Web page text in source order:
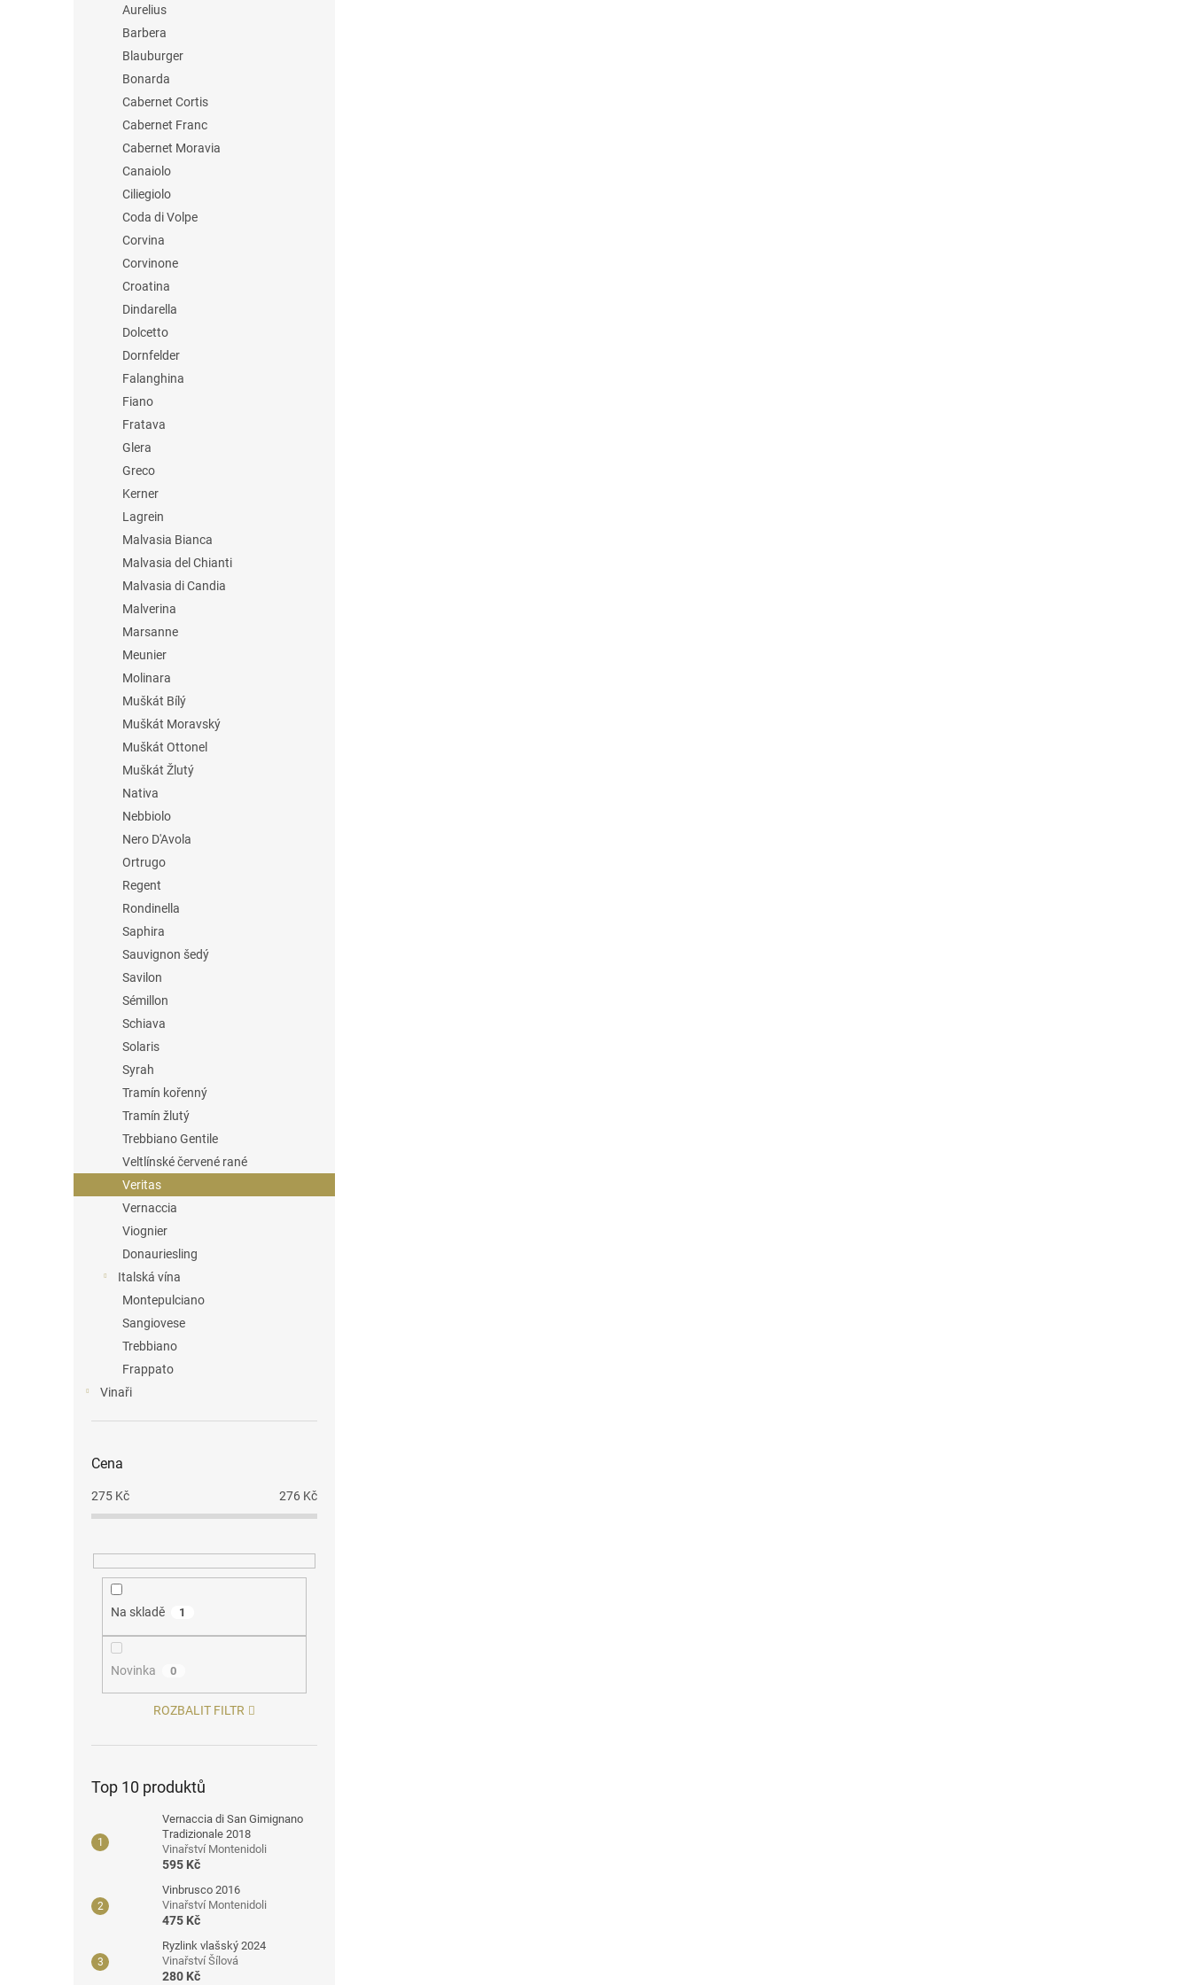
Aurelius
Barbera
Blauburger
Bonarda
Cabernet Cortis
Cabernet Franc
Cabernet Moravia
Canaiolo
Ciliegiolo
Coda di Volpe
Corvina
Corvinone
Croatina
Dindarella
Dolcetto
Dornfelder
Falanghina
Fiano
Fratava
Glera
Greco
Kerner
Lagrein
Malvasia Bianca
Malvasia del Chianti
Malvasia di Candia
Malverina
Marsanne
Meunier
Molinara
Muškát Bílý
Muškát Moravský
Muškát Ottonel
Muškát Žlutý
Nativa
Nebbiolo
Nero D'Avola
Ortrugo
Regent
Rondinella
Saphira
Sauvignon šedý
Savilon
Sémillon
Schiava
Solaris
Syrah
Tramín kořenný
Tramín žlutý
Trebbiano Gentile
Veltlínské červené rané
Veritas
Vernaccia
Viognier
Donauriesling
Italská vína
Montepulciano
Sangiovese
Trebbiano
Frappato
Vinaři
Cena
275 Kč 276 Kč
Na skladě 1
Novinka 0
ROZBALIT FILTR
Top 10 produktů
Vernaccia di San Gimignano
Tradizionale 2018
Vinařství Montenidoli
595 Kč
Vinbrusco 2016
Vinařství Montenidoli
475 Kč
Ryzlink vlašský 2024
Vinařství Šílová
280 Kč